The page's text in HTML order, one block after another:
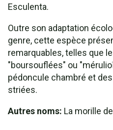
Esculenta.
Outre son adaptation
genre, cette espèce
remarquables, telles que
"boursouflées" ou
pédoncule chambré et
striées.
Autres noms: La morille